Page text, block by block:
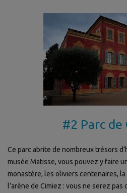
#2 Parc de
Ce parc abrite de nombreux trésors
musée Matisse, vous pouvez y faire
monastère, les oliviers centenaires,
l’arène de Cimiez : vous ne serez pas